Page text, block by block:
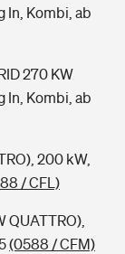
In, Kombi, ab
270 KW
In, Kombi, ab
200 kW,
/ CFL)
QUATTRO),
(0588 / CFM)